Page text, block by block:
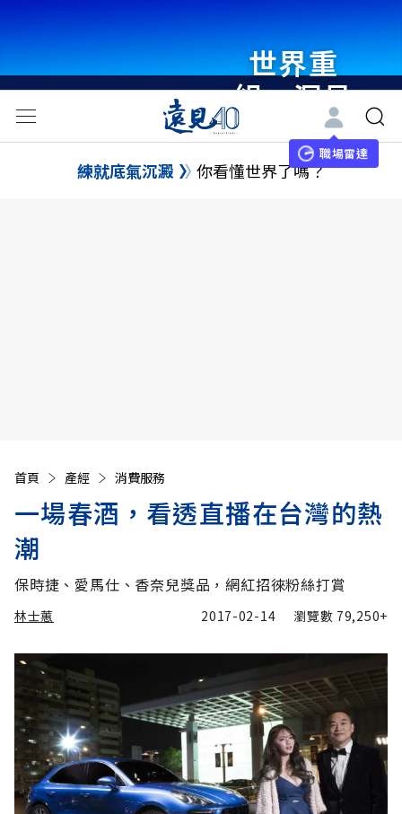
世界重
組・洞見
未來 與
世界領袖
職場雷達
練就底氣沉澱 你看懂世界了嗎？
首頁 產經 消費服務
一場春酒，看透直播在台灣的熱
潮
保時捷、愛馬仕、香奈兒獎品，網紅招徠粉絲打賞
林士蕙 2017-02-14 瀏覽數 79,250+